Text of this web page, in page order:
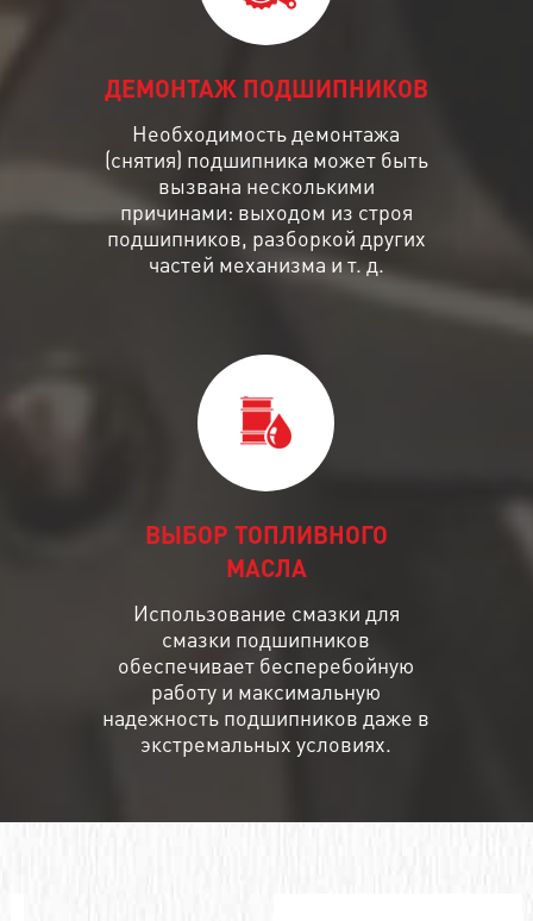
ДЕМОНТАЖ ПОДШИПНИКОВ
Необходимость демонтажа
(снятия) подшипника может быть
вызвана несколькими
причинами: выходом из строя
подшипников, разборкой других
частей механизма и т. д.
ВЫБОР ТОПЛИВНОГО
МАСЛА
Использование смазки для
смазки подшипников
обеспечивает бесперебойную
работу и максимальную
надежность подшипников даже в
экстремальных условиях.